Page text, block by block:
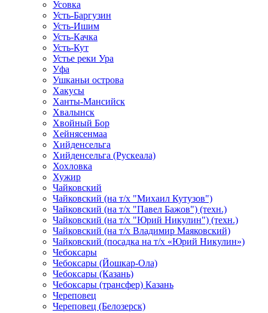
Усовка
Усть-Баргузин
Усть-Ишим
Усть-Качка
Усть-Кут
Устье реки Ура
Уфа
Ушканьи острова
Хакусы
Ханты-Мансийск
Хвалынск
Хвойный Бор
Хейнясенмаа
Хийденсельга
Хийденсельга (Рускеала)
Хохловка
Хужир
Чайковский
Чайковский (на т/х "Михаил Кутузов")
Чайковский (на т/х "Павел Бажов") (техн.)
Чайковский (на т/х "Юрий Никулин") (техн.)
Чайковский (на т/х Владимир Маяковский)
Чайковский (посадка на т/х «Юрий Никулин»)
Чебоксары
Чебоксары (Йошкар-Ола)
Чебоксары (Казань)
Чебоксары (трансфер) Казань
Череповец
Череповец (Белозерск)